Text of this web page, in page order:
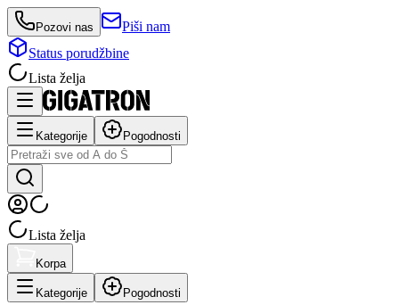
Pozovi nas
Piši nam
Status porudžbine
Lista želja
Kategorije Pogodnosti
Lista želja
Korpa
Kategorije Pogodnosti